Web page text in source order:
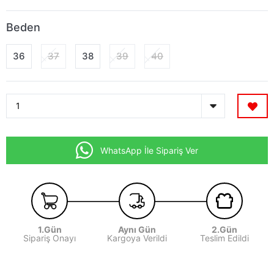
Beden
36 37 38 39 40
WhatsApp İle Sipariş Ver
1.Gün
Sipariş Onayı
Aynı Gün
Kargoya Verildi
2.Gün
Teslim Edildi